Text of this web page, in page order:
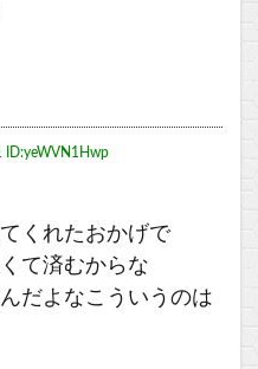
くれたおかげで
て済むからな
だよなこういうのは